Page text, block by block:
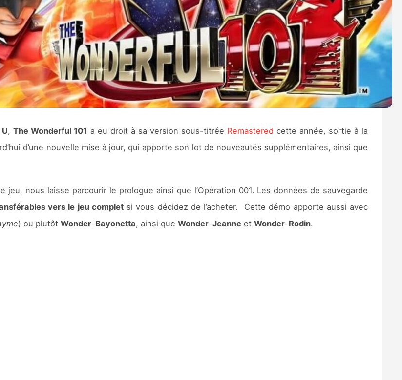
,The Wonderful 101 a eu droit à sa version sous-titrée Remastered cette année, sortie à la
d’une nouvelle mise à jour, qui apporte son lot de nouveautés supplémentaires, ainsi que
jeu, nous laisse parcourir le prologue ainsi que l’Opération 001. Les données de sauvegarde
vers le jeu completsi vous décidez de l’acheter. Cette démo apporte aussi avec
) ou plutôt Wonder-Bayonetta, ainsi que Wonder-Jeanneet Wonder-Rodin.